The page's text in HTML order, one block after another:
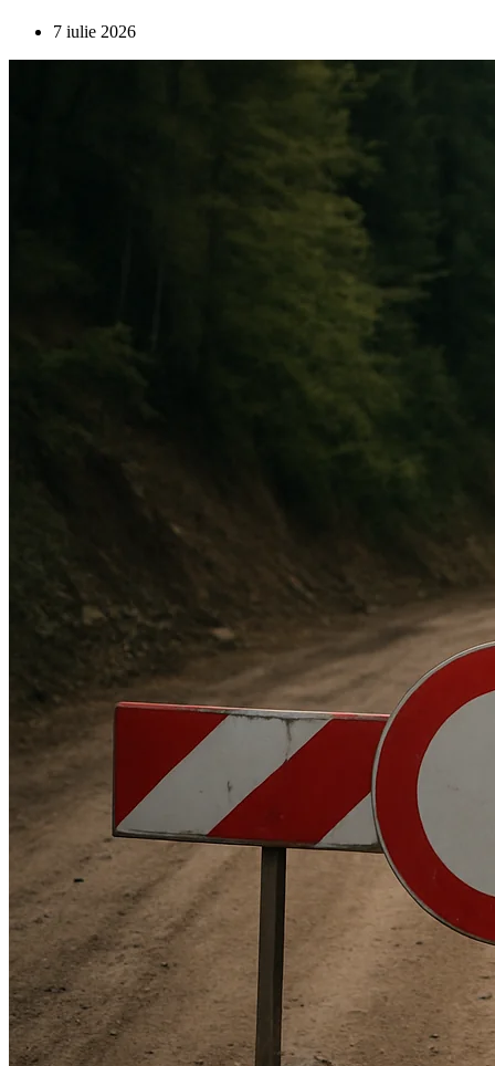
7 iulie 2026